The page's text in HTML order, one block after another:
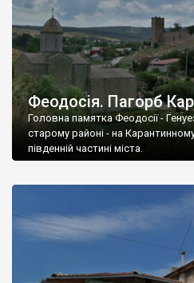
Феодосія. Пагорб
Головна памятка Феодосії -
старому районі - на
південній частині міста.